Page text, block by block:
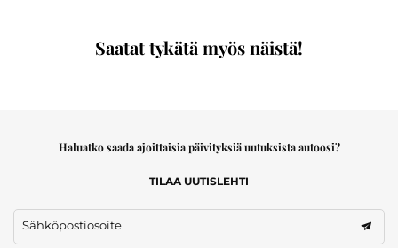
Saatat tykätä myös näistä!
Haluatko saada ajoittaisia päivityksiä uutuksista autoosi?
TILAA UUTISLEHTI
Sähköpostiosoite